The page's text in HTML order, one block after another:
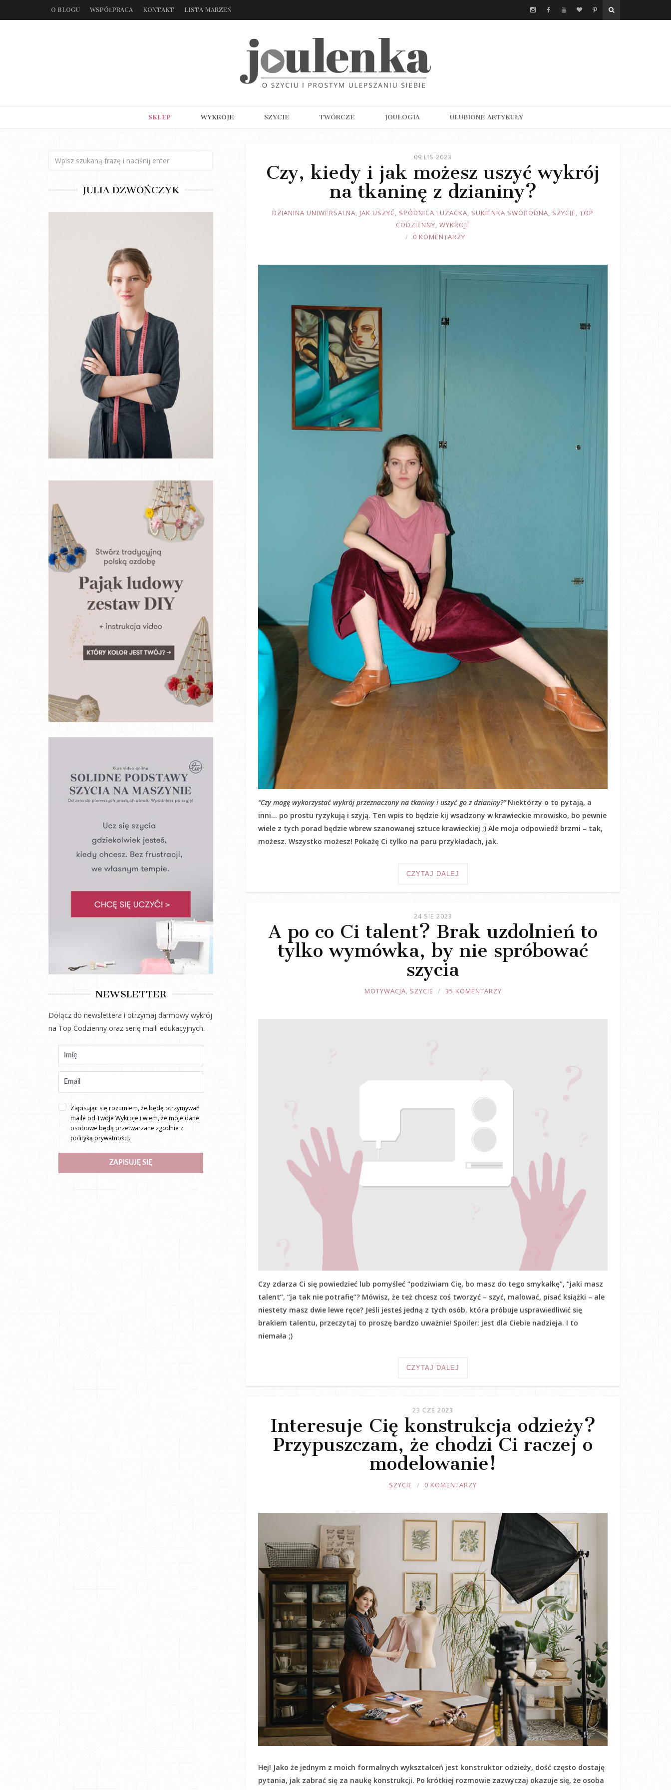
O BLOGU WSPÓŁPRACA KONTAKT LISTA MARZEŃ
SKLEP WYKROJE SZYCIE TWÓRCZE JOULOGIA ULUBIONE ARTYKUŁY
09 LIS 2023
Czy, kiedy i jak możesz uszyć wykrój
na tkaninę z dzianiny?
JOULEDZIANINA UNIWERSALNA, JAK USZYĆ, SPÓDNICA LUZACKA, SUKIENKA SWOBODNA, SZYCIE, TOP
CODZIENNY, WYKROJE
0 KOMENTARZY
“Czy mogę wykorzystać wykrój przeznaczony na tkaniny i uszyć go z dzianiny?”Niektórzy o to pytają, a
inni… po prostu ryzykują i szyją. Ten wpis to będzie kij wsadzony w krawieckie mrowisko, bo pewnie
wiele z tych porad będzie wbrew szanowanej sztuce krawieckiej ;) Ale moja odpowiedź brzmi – tak,
możesz. Wszystko możesz! Pokażę Ci tylko na paru przykładach, jak.
CZYTAJ DALEJ
24 SIE 2023
A po co Ci talent? Brak uzdolnień to
tylko wymówka, by nie spróbować
szycia
JOULE
MOTYWACJA, SZYCIE 35 KOMENTARZY
Czy zdarza Ci się powiedzieć lub pomyśleć “podziwiam Cię, bo masz do tego smykałkę”, “jaki masz
talent”, “ja tak nie potrafię”? Mówisz, że też chcesz coś tworzyć – szyć, malować, pisać książki – ale
niestety masz dwie lewe ręce? Jeśli jesteś jedną z tych osób, która próbuje usprawiedliwić się
brakiem talentu, przeczytaj to proszę bardzo uważnie! Spoiler: jest dla Ciebie nadzieja. I to
niemała ;)
CZYTAJ DALEJ
23 CZE 2023
Interesuje Cię konstrukcja odzieży?
Przypuszczam, że chodzi Ci raczej o
modelowanie!
JOULE
SZYCIE 0 KOMENTARZY
Hej! Jako że jednym z moich formalnych wykształceń jest konstruktor odzieży, dość często dostaję
pytania, jak zabrać się za naukę konstrukcji. Po krótkiej rozmowie zazwyczaj okazuje się, że osoba
JULIA DZWOŃCZYK
NEWSLETTER
Dołącz do newslettera i otrzymaj darmowy wykrój
na Top Codzienny oraz serię maili edukacyjnych.
Zapisując się rozumiem, że będę otrzymywać
maile od Twoje Wykroje i wiem, że moje dane
osobowe będą przetwarzane zgodnie z
polityką prywatności.
ZAPISUJĘ SIĘ